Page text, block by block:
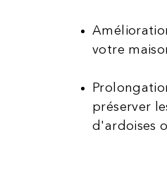
votre
préserver
d'ardoises